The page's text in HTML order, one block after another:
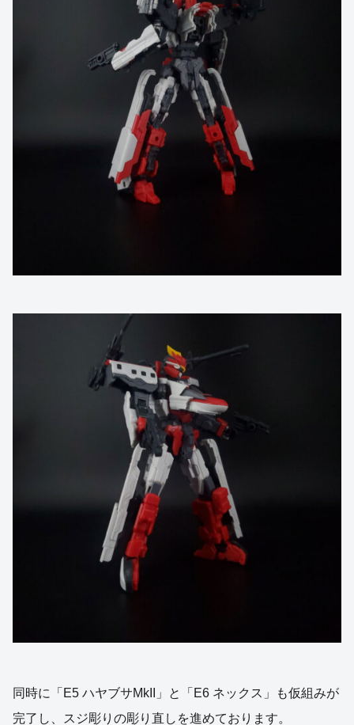
同時に「E5 ハヤブサMkII」と「E6 ネックス」も仮組みが
完了し、スジ彫りの彫り直しを進めております。